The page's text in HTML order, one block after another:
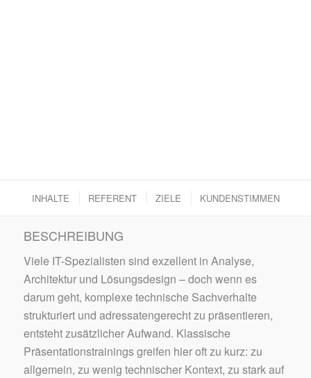
INHALTE REFERENT ZIELE KUNDENSTIMMEN
BESCHREIBUNG
Viele IT-Spezialisten sind exzellent in Analyse,
Architektur und Lösungsdesign – doch wenn es
darum geht, komplexe technische Sachverhalte
strukturiert und adressatengerecht zu präsentieren,
entsteht zusätzlicher Aufwand. Klassische
Präsentationstrainings greifen hier oft zu kurz: zu
allgemein, zu wenig technischer Kontext, zu stark auf